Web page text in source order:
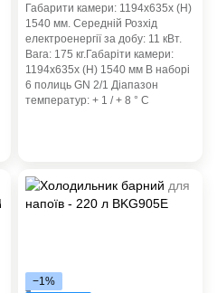
Габарити камери: 1194х635х (Н)
1540 мм. Середній Розхід
електроенергії за добу: 11 кВт.
Вага: 175 кг.Габаріти камери:
1194x635x (H) 1540 мм В наборі
6 полиць GN 2/1 Діапазон
температур: + 1 / + 8 ° C
−1%